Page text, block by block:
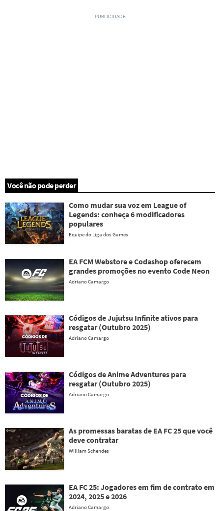
Você não pode perder
Como mudar sua voz em League of
Legends: conheça 6 modificadores
populares
Equipe do Liga dos Games
EA FCM Webstore e Codashop oferecem
grandes promoções no evento Code Neon
Adriano Camargo
Códigos de Jujutsu Infinite ativos para
resgatar (Outubro 2025)
Adriano Camargo
Códigos de Anime Adventures para
resgatar (Outubro 2025)
Adriano Camargo
As promessas baratas de EA FC 25 que você
deve contratar
William Schendes
EA FC 25: Jogadores em fim de contrato em
2024, 2025 e 2026
Adriano Camargo